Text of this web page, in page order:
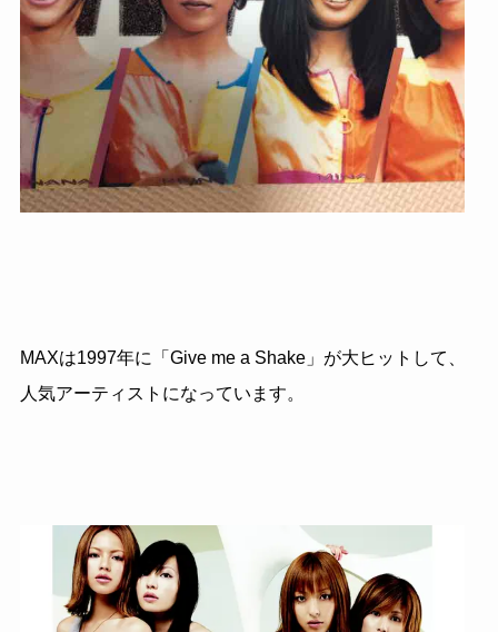
MAXは1997年に「Give me a Shake」が大ヒットして、
人気アーティストになっています。